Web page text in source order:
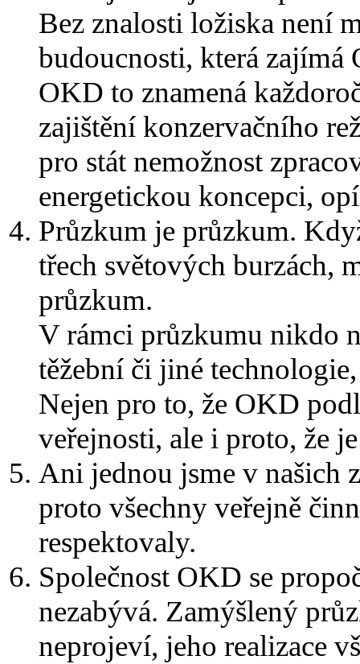
Bez znalosti ložiska není
budoucnosti, která
OKD to znamená
zajištění konzervačního
pro stát nemožnost
energetickou koncepci,
Průzkum je průzkum.
třech světových burzách,
průzkum.
V rámci průzkumu nikdo
těžební či jiné
Nejen pro to, že OKD
veřejnosti, ale i proto, že
Ani jednou jsme v našich
proto všechny veřejně
respektovaly.
Společnost OKD se
nezabývá. Zamýšlený
neprojeví, jeho realizace